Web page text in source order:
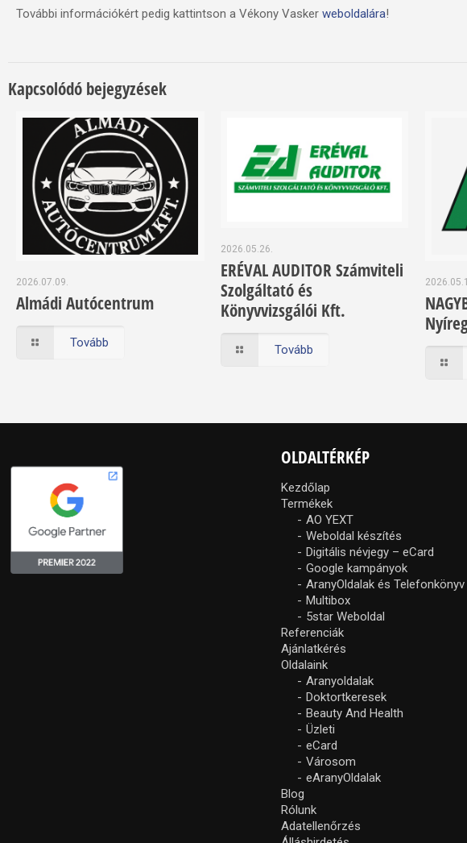
További információkért pedig kattintson a Vékony Vaskerweboldalára!
Kapcsolódó bejegyzések
2026.07.09.
Almádi Autócentrum
Tovább
2026.05.26.
ERÉVAL AUDITOR Számviteli
Szolgáltató és
Könyvvizsgálói Kft.
Tovább
OLDALTÉRKÉP
Kezdőlap
Termékek
AO YEXT
Weboldal készítés
Digitális névjegy – eCard
Google kampányok
AranyOldalak és
Multibox
5star Weboldal
Referenciák
Ajánlatkérés
Oldalaink
Aranyoldalak
Doktortkeresek
Beauty And Health
Üzleti
eCard
Városom
eAranyOldalak
Blog
Rólunk
Adatellenőrzés